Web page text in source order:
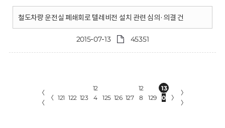
철도차량 운전실 폐쇄회로 텔레비전 설치 관련 심의·의결 건
2015-07-13 45351
〈
〈
〈 121 122 123
12
4
125 126 127
12
8
129
13
0
〉
〉
〉